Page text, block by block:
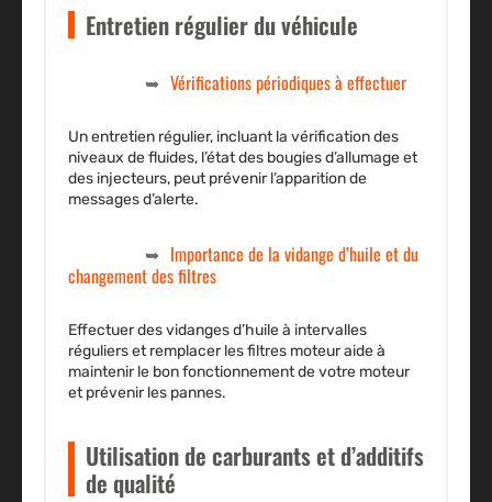
Entretien régulier du véhicule
Vérifications périodiques à effectuer
Un entretien régulier, incluant la vérification des
niveaux de fluides, l’état des bougies d’allumage et
des injecteurs, peut prévenir l’apparition de
messages d’alerte.
Importance de la vidange d’huile et du
changement des filtres
Effectuer des vidanges d’huile à intervalles
réguliers et remplacer les filtres moteur aide à
maintenir le bon fonctionnement de votre moteur
et prévenir les pannes.
Utilisation de carburants et d’additifs
de qualité